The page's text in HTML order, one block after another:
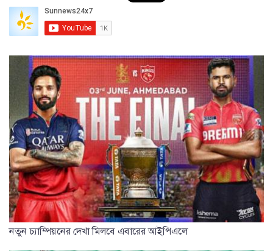
নতুন চ্যাম্পিয়নের দেখা মিলবে এবারের আইপিএলে